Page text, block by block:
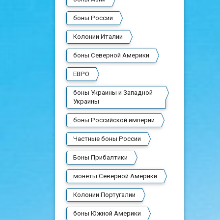
боны России
Колонии Италии
боны Северной Америки
ЕВРО
боны Украины и Западной
Украины
боны Российской империи
Частные боны России
Боны Прибалтики
монеты Северной Америки
Колонии Португалии
боны Южной Америки